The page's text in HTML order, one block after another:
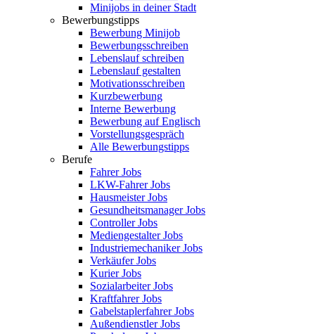
Minijobs in deiner Stadt
Bewerbungstipps
Bewerbung Minijob
Bewerbungsschreiben
Lebenslauf schreiben
Lebenslauf gestalten
Motivationsschreiben
Kurzbewerbung
Interne Bewerbung
Bewerbung auf Englisch
Vorstellungsgespräch
Alle Bewerbungstipps
Berufe
Fahrer Jobs
LKW-Fahrer Jobs
Hausmeister Jobs
Gesundheitsmanager Jobs
Controller Jobs
Mediengestalter Jobs
Industriemechaniker Jobs
Verkäufer Jobs
Kurier Jobs
Sozialarbeiter Jobs
Kraftfahrer Jobs
Gabelstaplerfahrer Jobs
Außendienstler Jobs